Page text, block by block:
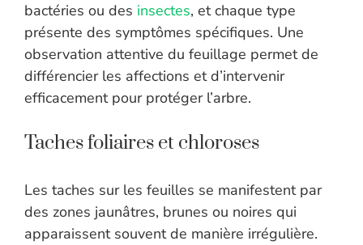
bactéries ou des insectes, et chaque type
présente des symptômes spécifiques. Une
observation attentive du feuillage permet de
différencier les affections et d’intervenir
efficacement pour protéger l’arbre.
Taches foliaires et chloroses
Les taches sur les feuilles se manifestent par
des zones jaunâtres, brunes ou noires qui
apparaissent souvent de manière irrégulière.